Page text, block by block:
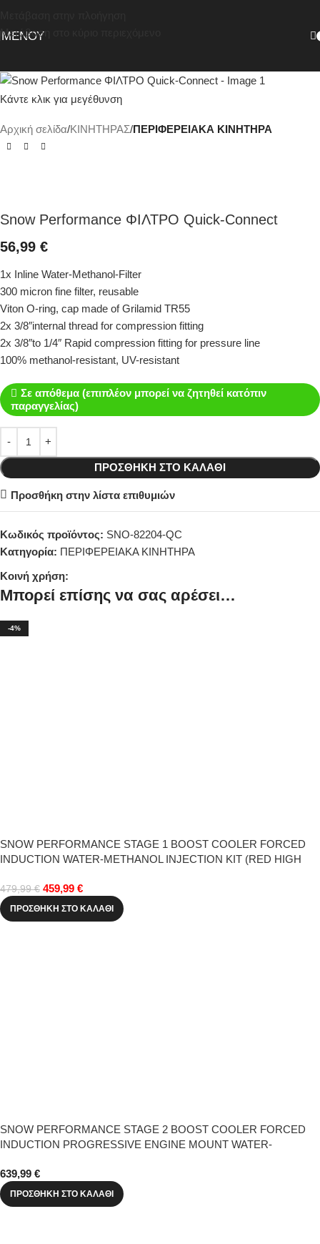
Μετάβαση στο κύριο περιεχόμενο
ΜΕΝΟΎ
Κάντε κλικ για μεγέθυνση
Αρχική σελίδα ΚΙΝΗΤΗΡΑΣ ΠΕΡΙΦΕΡΕΙΑΚΑ ΚΙΝΗΤΗΡΑ
Snow Performance ΦΙΛΤΡΟ Quick-Connect
56,99 €
1x Inline Water-Methanol-Filter
300 micron fine filter, reusable
Viton O-ring, cap made of Grilamid TR55
2x 3/8″internal thread for compression fitting
2x 3/8″to 1/4″ Rapid compression fitting for pressure line
100% methanol-resistant, UV-resistant
Σε απόθεμα (επιπλέον μπορεί να ζητηθεί κατόπιν
παραγγελίας)
ΠΡΟΣΘΉΚΗ ΣΤΟ ΚΑΛΆΘΙ
Προσθήκη στην λίστα επιθυμιών
Κωδικός προϊόντος: SNO-82204-QC
Κατηγορία: ΠΕΡΙΦΕΡΕΙΑΚΑ ΚΙΝΗΤΗΡΑ
Κοινή χρήση:
Μπορεί επίσης να σας αρέσει…
-4%
SNOW PERFORMANCE STAGE 1 BOOST COOLER FORCED
INDUCTION WATER-METHANOL INJECTION KIT (RED HIGH
479,99€ 459,99 €
ΠΡΟΣΘΉΚΗ ΣΤΟ ΚΑΛΆΘΙ
SNOW PERFORMANCE STAGE 2 BOOST COOLER FORCED
INDUCTION PROGRESSIVE ENGINE MOUNT WATER-
QUICK-CONNECT FITTINGS)
639,99 €
ΠΡΟΣΘΉΚΗ ΣΤΟ ΚΑΛΆΘΙ